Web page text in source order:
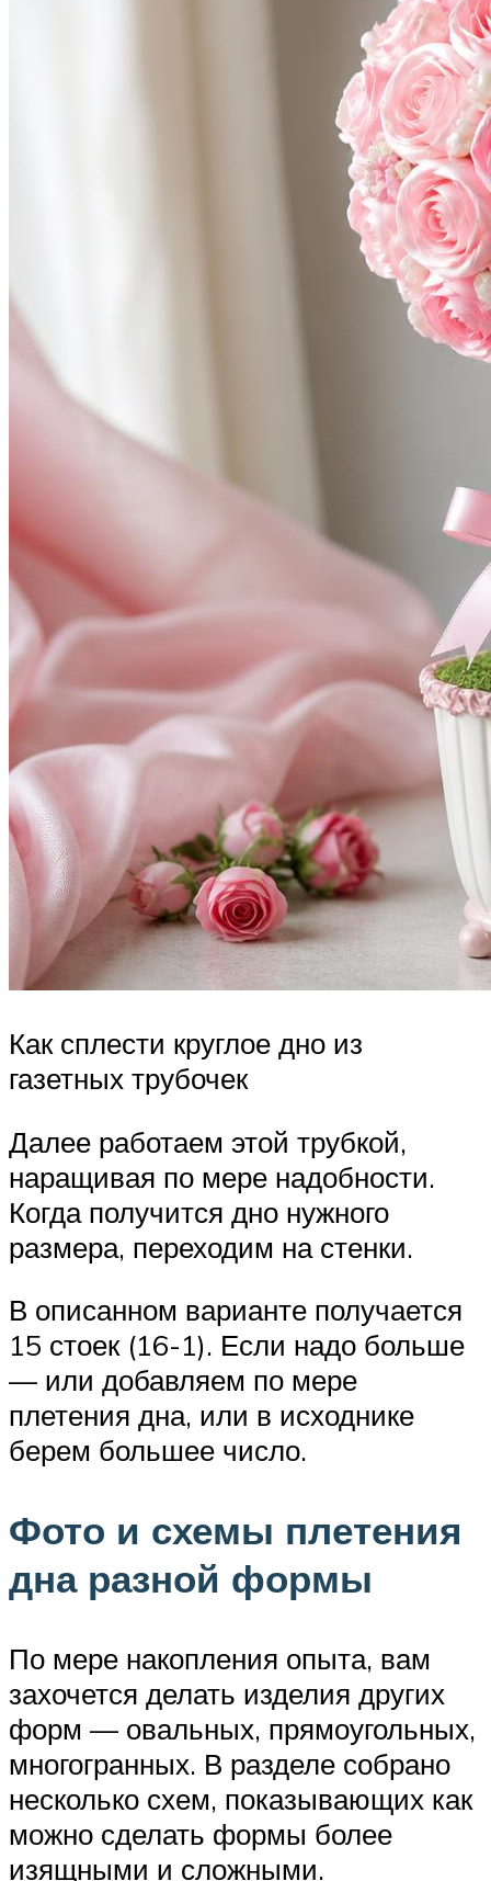
Как сплести круглое дно из
газетных трубочек
Далее работаем этой трубкой,
наращивая по мере надобности.
Когда получится дно нужного
размера, переходим на стенки.
В описанном варианте получается
15 стоек (16-1). Если надо больше
— или добавляем по мере
плетения дна, или в исходнике
берем большее число.
Фото и схемы плетения
дна разной формы
По мере накопления опыта, вам
захочется делать изделия других
форм — овальных, прямоугольных,
многогранных. В разделе собрано
несколько схем, показывающих как
можно сделать формы более
изящными и сложными.